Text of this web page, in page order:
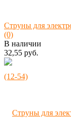
Струны для
(0)
В наличии
32,55 руб.